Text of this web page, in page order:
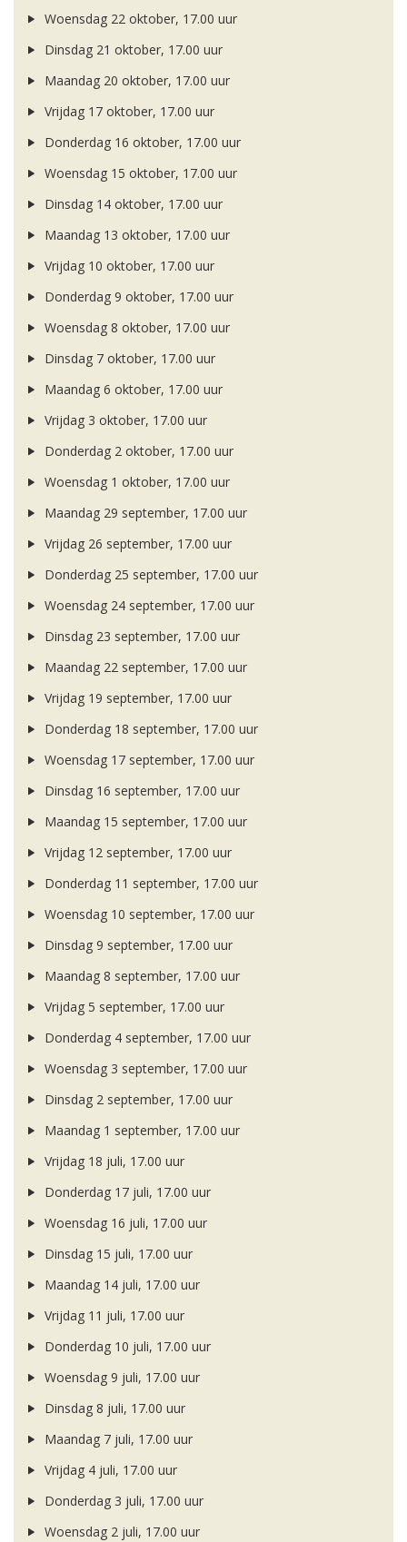
Woensdag 22 oktober, 17.00 uur
Dinsdag 21 oktober, 17.00 uur
Maandag 20 oktober, 17.00 uur
Vrijdag 17 oktober, 17.00 uur
Donderdag 16 oktober, 17.00 uur
Woensdag 15 oktober, 17.00 uur
Dinsdag 14 oktober, 17.00 uur
Maandag 13 oktober, 17.00 uur
Vrijdag 10 oktober, 17.00 uur
Donderdag 9 oktober, 17.00 uur
Woensdag 8 oktober, 17.00 uur
Dinsdag 7 oktober, 17.00 uur
Maandag 6 oktober, 17.00 uur
Vrijdag 3 oktober, 17.00 uur
Donderdag 2 oktober, 17.00 uur
Woensdag 1 oktober, 17.00 uur
Maandag 29 september, 17.00 uur
Vrijdag 26 september, 17.00 uur
Donderdag 25 september, 17.00 uur
Woensdag 24 september, 17.00 uur
Dinsdag 23 september, 17.00 uur
Maandag 22 september, 17.00 uur
Vrijdag 19 september, 17.00 uur
Donderdag 18 september, 17.00 uur
Woensdag 17 september, 17.00 uur
Dinsdag 16 september, 17.00 uur
Maandag 15 september, 17.00 uur
Vrijdag 12 september, 17.00 uur
Donderdag 11 september, 17.00 uur
Woensdag 10 september, 17.00 uur
Dinsdag 9 september, 17.00 uur
Maandag 8 september, 17.00 uur
Vrijdag 5 september, 17.00 uur
Donderdag 4 september, 17.00 uur
Woensdag 3 september, 17.00 uur
Dinsdag 2 september, 17.00 uur
Maandag 1 september, 17.00 uur
Vrijdag 18 juli, 17.00 uur
Donderdag 17 juli, 17.00 uur
Woensdag 16 juli, 17.00 uur
Dinsdag 15 juli, 17.00 uur
Maandag 14 juli, 17.00 uur
Vrijdag 11 juli, 17.00 uur
Donderdag 10 juli, 17.00 uur
Woensdag 9 juli, 17.00 uur
Dinsdag 8 juli, 17.00 uur
Maandag 7 juli, 17.00 uur
Vrijdag 4 juli, 17.00 uur
Donderdag 3 juli, 17.00 uur
Woensdag 2 juli, 17.00 uur